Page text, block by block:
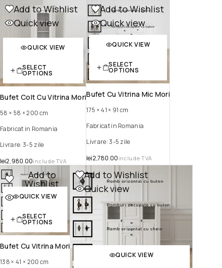
Add to Wishlist
Quick view
QUICK VIEW
SELECT
OPTIONS
Bufet Colt Cu Vitrina Mori
58 × 58 × 200 cm
Fabricat in Romania
Livrare: 3-5 zile
lei2,980.00include TVA
Add to Wishlist
Quick view
QUICK VIEW
SELECT
OPTIONS
Bufet Cu Vitrina Mic Mori
175 × 41 × 91 cm
Fabricat in Romania
Livrare: 3-5 zile
lei2,780.00 include TVA
Add to
Wishlist
Quick view
QUICK VIEW
SELECT
OPTIONS
Bufet Cu Vitrina Mori
138 × 41 × 200 cm
Add to Wishlist
Quick view
QUICK VIEW